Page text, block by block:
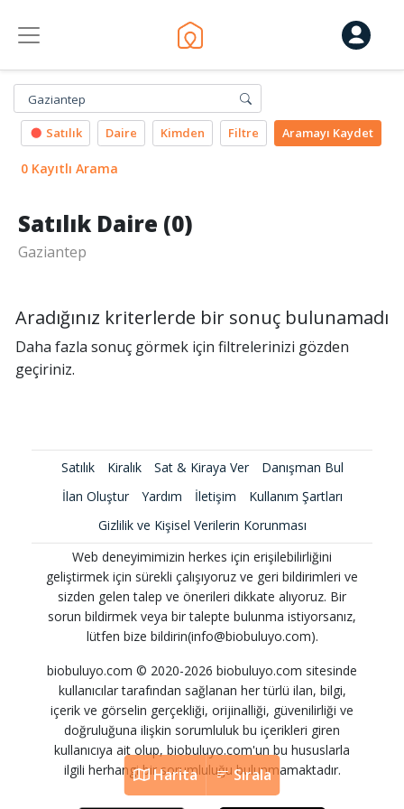
Gaziantep
Satılık Daire Kimden Filtre Aramayı Kaydet
0 Kayıtlı Arama
Harita Sırala
Harita
Satılık Daire (0)
Gaziantep
Aradığınız kriterlerde bir sonuç bulunamadı
Daha fazla sonuç görmek için filtrelerinizi gözden
geçiriniz.
Satılık Kiralık Sat & Kiraya Ver
Danışman Bul
İlan Oluştur
Yardım İletişim
Kullanım Şartları
Gizlilik ve Kişisel Verilerin Korunması
Web deneyimimizin herkes için erişilebilirliğini
geliştirmek için sürekli çalışıyoruz ve geri bildirimleri ve
sizden gelen talep ve önerileri dikkate alıyoruz. Bir
sorun bildirmek veya bir talepte bulunma istiyorsanız,
lütfen bize bildirin(info@biobuluyo.com).
biobuluyo.com © 2020-2026 biobuluyo.com sitesinde
kullanıcılar tarafından sağlanan her türlü ilan, bilgi,
içerik ve görselin gerçekliği, orijinalliği, güvenilirliği ve
doğruluğuna ilişkin sorumluluk bu içerikleri giren
kullanıcıya ait olup, biobuluyo.com'un bu hususlarla
ilgili herhangi bir sorumluluğu bulunmamaktadır.